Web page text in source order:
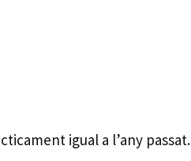
igual a l’any passat.